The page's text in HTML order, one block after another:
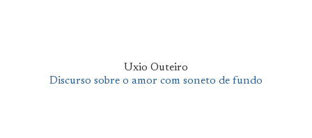
Uxio Outeiro
Discurso sobre o amor com soneto de fundo